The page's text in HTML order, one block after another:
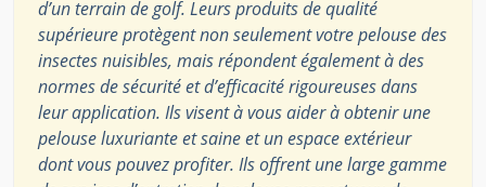
d’un terrain de golf. Leurs produits de qualité
supérieure protègent non seulement votre pelouse des
insectes nuisibles, mais répondent également à des
normes de sécurité et d’efficacité rigoureuses dans
leur application. Ils visent à vous aider à obtenir une
pelouse luxuriante et saine et un espace extérieur
dont vous pouvez profiter. Ils offrent une large gamme